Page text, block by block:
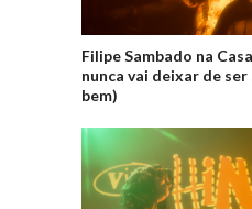
Filipe Sambado na
nunca vai deixar de
bem)